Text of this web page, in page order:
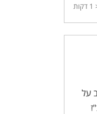
על
דקות
על